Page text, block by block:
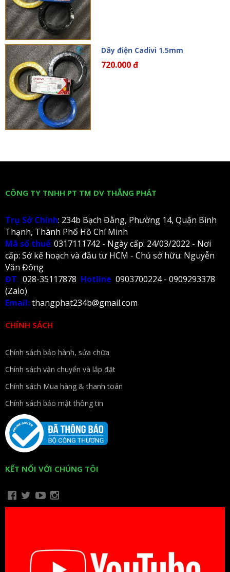
Dây điện Cadivi 1.5mm
720.000 đ
CÔNG TY TNHH PT TM DV THẮNG PHÁT
Trụ Sở Chính: 234b Bạch Đằng, Phường 14, Quận Bình
Thạnh, Thành Phố Hồ Chí Minh
Mã số thuế: 0317111742 - Ngày cấp: 24/03/2022 - Nơi
cấp: Sở kế hoạch và đầu tư HCM - Chủ sở hữu: Nguyễn
Văn Đông
ĐT: 028-35117878 Hotline 0903700224 - 0909293378
(Zalo)
Email:thangphat234b@gmail.com
CHÍNH SÁCH
Chính sách bảo hành, sửa chữa
Chính sách vận chuyển và lắp đặt
Chính sách Mua hàng & thanh toán
Chính sách bảo mật thông tin
KẾT NỐI VỚI CHÚNG TÔI